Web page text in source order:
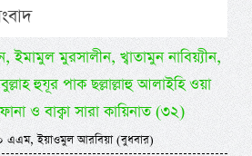
ইমামুল মুরসালীন, খ্বাতামুন নাবিয়্যীন,
হুযূর পাক ছল্লাল্লাহু আলাইহি ওয়া
ও বাক্বা সারা কায়িনাত (৩২)
ইয়াওমুল আরবিয়া (বুধবার)